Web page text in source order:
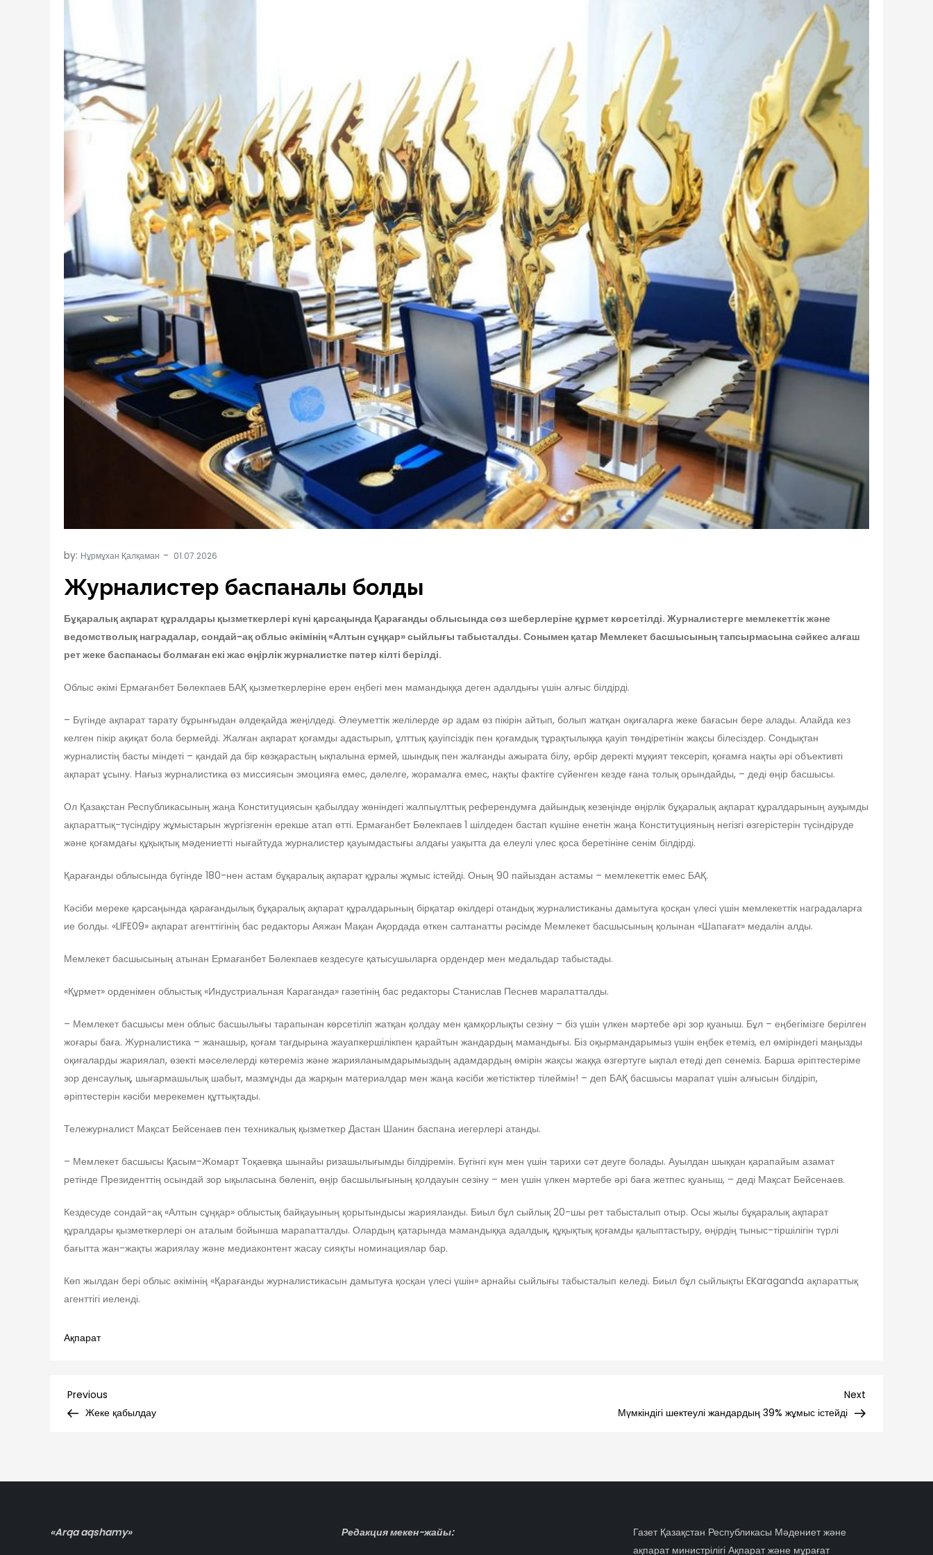
by: Нұрмұхан Қалқаман
Журналистер баспаналы болды
Бұқаралық ақпарат құралдары қызметкерлері күні қарсаңында Қарағанды облысында сөз шеберлеріне құрмет көрсетілді. Журналистерге мемлекеттік және
ведомстволық наградалар, сондай-ақ облыс әкімінің «Алтын сұңқар» сыйлығы табысталды. Сонымен қатар Мемлекет басшысының тапсырмасына сәйкес алғаш
рет жеке баспанасы болмаған екі жас өңірлік журналистке пәтер кілті берілді.
Облыс әкімі Ермағанбет Бөлекпаев БАҚ қызметкерлеріне ерен еңбегі мен мамандыққа деген адалдығы үшін алғыс білдірді.
– Бүгінде ақпарат тарату бұрынғыдан әлдеқайда жеңілдеді. Әлеуметтік желілерде әр адам өз пікірін айтып, болып жатқан оқиғаларға жеке бағасын бере алады. Алайда кез
келген пікір ақиқат бола бермейді. Жалған ақпарат қоғамды адастырып, ұлттық қауіпсіздік пен қоғамдық тұрақтылыққа қауіп төндіретінін жақсы білесіздер. Сондықтан
журналистің басты міндеті – қандай да бір көзқарастың ықпалына ермей, шындық пен жалғанды ажырата білу, әрбір деректі мұқият тексеріп, қоғамға нақты әрі объективті
ақпарат ұсыну. Нағыз журналистика өз миссиясын эмоцияға емес, дәлелге, жорамалға емес, нақты фактіге сүйенген кезде ғана толық орындайды, – деді өңір басшысы.
Ол Қазақстан Республикасының жаңа Конституциясын қабылдау жөніндегі жалпыұлттық референдумға дайындық кезеңінде өңірлік бұқаралық ақпарат құралдарының ауқымды
ақпараттық-түсіндіру жұмыстарын жүргізгенін ерекше атап өтті. Ермағанбет Бөлекпаев 1 шілдеден бастап күшіне енетін жаңа Конституцияның негізгі өзгерістерін түсіндіруде
және қоғамдағы құқықтық мәдениетті нығайтуда журналистер қауымдастығы алдағы уақытта да елеулі үлес қоса беретініне сенім білдірді.
Қарағанды облысында бүгінде 180-нен астам бұқаралық ақпарат құралы жұмыс істейді. Оның 90 пайыздан астамы – мемлекеттік емес БАҚ.
Кәсіби мереке қарсаңында қарағандылық бұқаралық ақпарат құралдарының бірқатар өкілдері отандық журналистиканы дамытуға қосқан үлесі үшін мемлекеттік наградаларға
ие болды. «LIFE09» ақпарат агенттігінің бас редакторы Аяжан Мақан Ақордада өткен салтанатты рәсімде Мемлекет басшысының қолынан «Шапағат» медалін алды.
Мемлекет басшысының атынан Ермағанбет Бөлекпаев кездесуге қатысушыларға ордендер мен медальдар табыстады.
«Құрмет» орденімен облыстық «Индустриальная Караганда» газетінің бас редакторы Станислав Песнев марапатталды.
– Мемлекет басшысы мен облыс басшылығы тарапынан көрсетіліп жатқан қолдау мен қамқорлықты сезіну – біз үшін үлкен мәртебе әрі зор қуаныш. Бұл – еңбегімізге берілген
жоғары баға. Журналистика – жанашыр, қоғам тағдырына жауапкершілікпен қарайтын жандардың мамандығы. Біз оқырмандарымыз үшін еңбек етеміз, ел өміріндегі маңызды
оқиғаларды жариялап, өзекті мәселелерді көтереміз және жарияланымдарымыздың адамдардың өмірін жақсы жаққа өзгертуге ықпал етеді деп сенеміз. Барша әріптестеріме
зор денсаулық, шығармашылық шабыт, мазмұнды да жарқын материалдар мен жаңа кәсіби жетістіктер тілеймін! – деп БАҚ басшысы марапат үшін алғысын білдіріп,
әріптестерін кәсіби мерекемен құттықтады.
Тележурналист Мақсат Бейсенаев пен техникалық қызметкер Дастан Шанин баспана иегерлері атанды.
– Мемлекет басшысы Қасым-Жомарт Тоқаевқа шынайы ризашылығымды білдіремін. Бүгінгі күн мен үшін тарихи сәт деуге болады. Ауылдан шыққан қарапайым азамат
ретінде Президенттің осындай зор ықыласына бөленіп, өңір басшылығының қолдауын сезіну – мен үшін үлкен мәртебе әрі баға жетпес қуаныш, – деді Мақсат Бейсенаев.
Кездесуде сондай-ақ «Алтын сұңқар» облыстық байқауының қорытындысы жарияланды. Биыл бұл сыйлық 20-шы рет табысталып отыр. Осы жылы бұқаралық ақпарат
құралдары қызметкерлері он аталым бойынша марапатталды. Олардың қатарында мамандыққа адалдық, құқықтық қоғамды қалыптастыру, өңірдің тыныс-тіршілігін түрлі
бағытта жан-жақты жариялау және медиаконтент жасау сияқты номинациялар бар.
Көп жылдан бері облыс әкімінің «Қарағанды журналистикасын дамытуға қосқан үлесі үшін» арнайы сыйлығы табысталып келеді. Биыл бұл сыйлықты EKaraganda ақпараттық
агенттігі иеленді.
Ақпарат
Навигация
Previous
Post
Previous
Жеке қабылдау
Post
Next
Мүмкіндігі шектеулі жандардың 39% жұмыс істейді
«Arqa aqshamy» Редакция мекен-жайы:
Газет Қазақстан Республикасы Мәдениет және
ақпарат министрілігі Ақпарат және мұрағат